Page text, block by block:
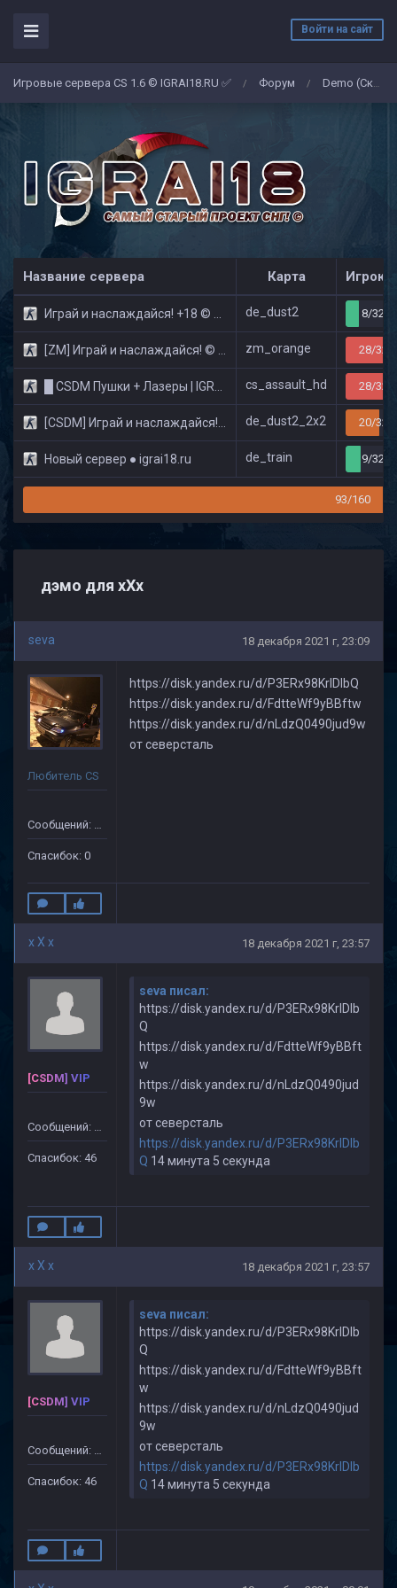
Войти на сайт
Игровые сервера CS 1.6 © IGRAI18.RU ✅ / Форум / Demo (Скриншоты)
Название сервера Карта
Играй и наслаждайся! +18 © Public de_dust2 8/32
[ZM] Играй и наслаждайся! © Zombie Show zm_orange 28/32
█ CSDM Пушки + Лазеры | IGRAI18.RU ツ █ cs_assault_hd 28/32
[CSDM] Играй и наслаждайся! © Classic de_dust2_2x2 20/32
Новый сервер ● igrai18.ru de_train 9/32
93/160
дэмо для хХх
seva 18 декабря 2021 г, 23:09
Любитель CS
Сообщений: 49
Спасибок: 0
https://disk.yandex.ru/d/P3ERx98KrlDlbQ
https://disk.yandex.ru/d/FdtteWf9yBBftw
https://disk.yandex.ru/d/nLdzQ0490jud9w
от северсталь
x X x 18 декабря 2021 г, 23:57
[CSDM] VIP
Сообщений: 499
Спасибок: 46
seva писал:
https://disk.yandex.ru/d/P3ERx98KrlDlb
Q
https://disk.yandex.ru/d/FdtteWf9yBBft
w
https://disk.yandex.ru/d/nLdzQ0490jud
9w
от северсталь
https://disk.yandex.ru/d/P3ERx98KrlDlb
Q 14 минута 5 секунда
x X x 18 декабря 2021 г, 23:57
[CSDM] VIP
Сообщений: 499
Спасибок: 46
seva писал:
https://disk.yandex.ru/d/P3ERx98KrlDlb
Q
https://disk.yandex.ru/d/FdtteWf9yBBft
w
https://disk.yandex.ru/d/nLdzQ0490jud
9w
от северсталь
https://disk.yandex.ru/d/P3ERx98KrlDlb
Q 14 минута 5 секунда